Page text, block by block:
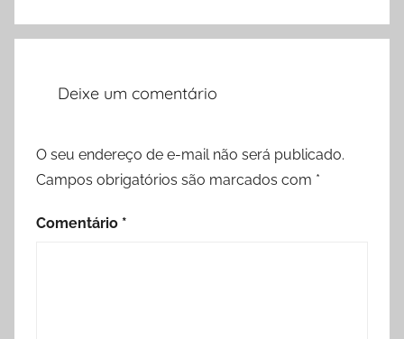
Deixe um comentário
O seu endereço de e-mail não será publicado.
Campos obrigatórios são marcados com *
Comentário *